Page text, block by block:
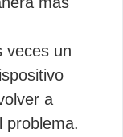
veces un
a
problema.